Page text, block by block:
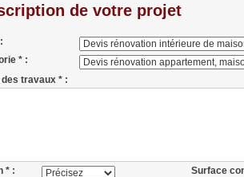
de votre projet
* :
travaux * :
* :
Surface